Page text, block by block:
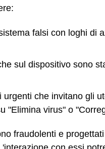
falsi con loghi di
sul dispositivo sono
urgenti che invitano gli
"Elimina virus" o
fraudolenti e